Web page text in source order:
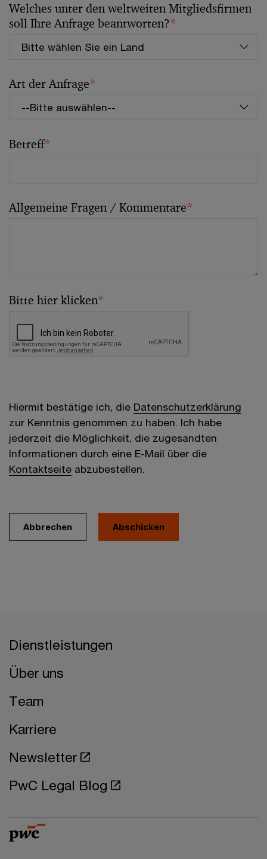
Welches unter den weltweiten Mitgliedsfirmen
soll Ihre Anfrage beantworten?*
Art der Anfrage*
Betreff*
Allgemeine Fragen / Kommentare*
Bitte hier klicken*
Hiermit bestätige ich, die Datenschutzerklärung
zur Kenntnis genommen zu haben. Ich habe
jederzeit die Möglichkeit, die zugesandten
Informationen durch eine E-Mail über die
Kontaktseite abzubestellen.
Abbrechen
Dienstleistungen
Über uns
Team
Karriere
Newsletter
PwC Legal Blog